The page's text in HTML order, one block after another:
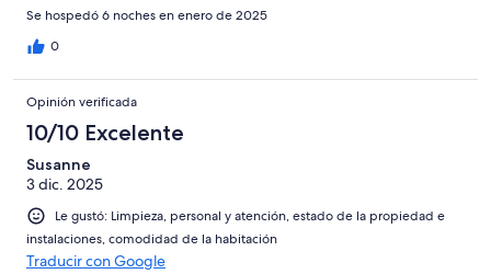
Se hospedó 6 noches en enero de 2025
0
Opinión verificada
10/10 Excelente
Susanne
3 dic. 2025
Le gustó: Limpieza, personal y atención, estado de la propiedad e
instalaciones, comodidad de la habitación
Traducir con Google